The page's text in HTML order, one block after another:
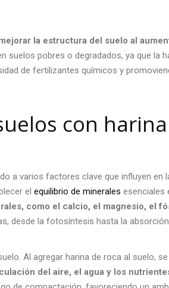
la estructura del suelo al
suelos pobres o degradados, ya que la
de fertilizantes químicos y
con harina
a varios factores clave que influyen en
el equilibrio de minerales esenciales
como el calcio, el magnesio, el
desde la fotosíntesis hasta la
Al agregar harina de roca al suelo, se
del aire, el agua y los